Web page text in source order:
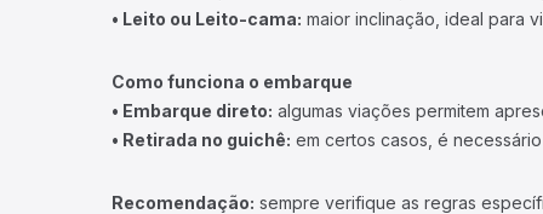
• Leito ou Leito-cama: maior inclinação, ideal para
Como funciona o embarque
• Embarque direto: algumas viações permitem
• Retirada no guichê: em certos casos, é
Recomendação: sempre verifique as regras